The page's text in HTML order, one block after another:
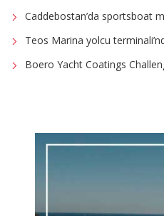
Caddebostan’da sportsboat
Teos Marina yolcu
Boero Yacht Coatings